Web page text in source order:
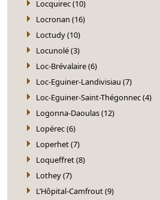
Locquirec (10)
Locronan (16)
Loctudy (10)
Locunolé (3)
Loc-Brévalaire (6)
Loc-Eguiner-Landivisiau (7)
Loc-Eguiner-Saint-Thégonnec (4)
Logonna-Daoulas (12)
Lopérec (6)
Loperhet (7)
Loqueffret (8)
Lothey (7)
L’Hôpital-Camfrout (9)